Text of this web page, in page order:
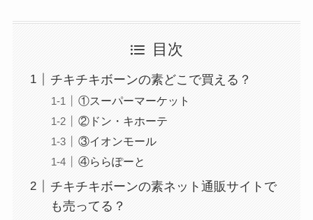
目次
チキチキボーンの素どこで買える？
①スーパーマーケット
②ドン・キホーテ
③イオンモール
④ららぽーと
チキチキボーンの素ネット通販サイトで
も売ってる？